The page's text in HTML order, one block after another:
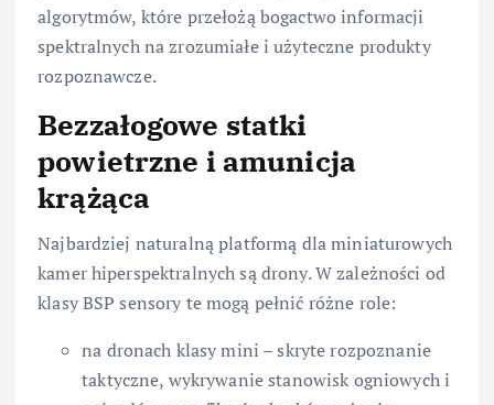
algorytmów, które przełożą bogactwo informacji
spektralnych na zrozumiałe i użyteczne produkty
rozpoznawcze.
Bezzałogowe statki
powietrzne i amunicja
krążąca
Najbardziej naturalną platformą dla miniaturowych
kamer hiperspektralnych są drony. W zależności od
klasy BSP sensory te mogą pełnić różne role:
na dronach klasy mini – skryte rozpoznanie
taktyczne, wykrywanie stanowisk ogniowych i